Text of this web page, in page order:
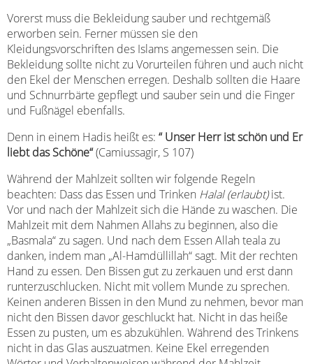
Vorerst muss die Bekleidung sauber und rechtgemäß
erworben sein. Ferner müssen sie den
Kleidungsvorschriften des Islams angemessen sein. Die
Bekleidung sollte nicht zu Vorurteilen führen und auch nicht
den Ekel der Menschen erregen. Deshalb sollten die Haare
und Schnurrbärte gepflegt und sauber sein und die Finger
und Fußnägel ebenfalls.
Denn in einem Hadis heißt es: “ Unser Herr ist schön und Er
liebt das Schöne“(Camiussagir, S 107)
Während der Mahlzeit sollten wir folgende Regeln
beachten: Dass das Essen und Trinken Halal (erlaubt)ist.
Vor und nach der Mahlzeit sich die Hände zu waschen. Die
Mahlzeit mit dem Nahmen Allahs zu beginnen, also die
„Basmala“ zu sagen. Und nach dem Essen Allah teala zu
danken, indem man „Al-Hamdüllillah“ sagt. Mit der rechten
Hand zu essen. Den Bissen gut zu zerkauen und erst dann
runterzuschlucken. Nicht mit vollem Munde zu sprechen.
Keinen anderen Bissen in den Mund zu nehmen, bevor man
nicht den Bissen davor geschluckt hat. Nicht in das heiße
Essen zu pusten, um es abzukühlen. Während des Trinkens
nicht in das Glas auszuatmen. Keine Ekel erregenden